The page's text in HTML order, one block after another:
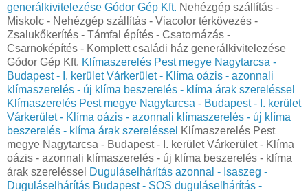
generálkivitelezése Gódor Gép Kft. Nehézgép szállítás -
Miskolc - Nehézgép szállítás - Viacolor térkövezés -
Zsalukőkerítés - Támfal építés - Csatornázás -
Csarnoképítés - Komplett családi ház generálkivitelezése
Gódor Gép Kft. Klímaszerelés Pest megye Nagytarcsa -
Budapest - I. kerület Várkerület - Klíma oázis - azonnali
klímaszerelés - új klíma beszerelés - klíma árak szereléssel
Klímaszerelés Pest megye Nagytarcsa - Budapest - I. kerület
Várkerület - Klíma oázis - azonnali klímaszerelés - új klíma
beszerelés - klíma árak szereléssel Klímaszerelés Pest
megye Nagytarcsa - Budapest - I. kerület Várkerület - Klíma
oázis - azonnali klímaszerelés - új klíma beszerelés - klíma
árak szereléssel Duguláselhárítás azonnal - Isaszeg -
Duguláselhárítás Budapest - SOS duguláselhárítás -